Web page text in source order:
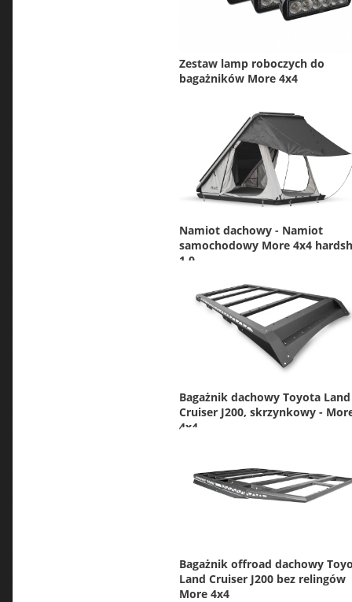
Zestaw lamp roboczych do
bagażników More 4x4
Namiot dachowy - Namiot
samochodowy More 4x4
1.0
Bagażnik dachowy Toyota Land
Cruiser J200, skrzynkowy -
4x4
Bagażnik offroad dachowy
Land Cruiser J200 bez relingów
More 4x4